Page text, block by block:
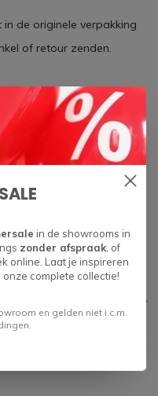
de originele verpakking
of retour zenden.
dan contactmet ons op
in de showrooms in
zonder afspraak, of
online. Laat je inspireren
complete collectie!
en gelden niet i.c.m.